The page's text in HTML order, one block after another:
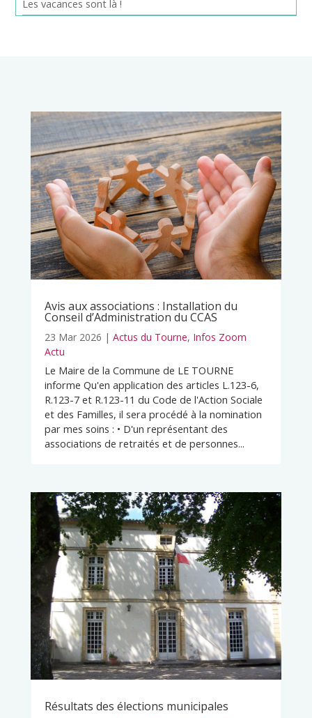
Les vacances sont là !
Avis aux associations : Installation du
Conseil d’Administration du CCAS
23 Mar 2026 | Actus du Tourne, Infos Zoom
Actu
Le Maire de la Commune de LE TOURNE
informe Qu'en application des articles L.123-6,
R.123-7 et R.123-11 du Code de l'Action Sociale
et des Familles, il sera procédé à la nomination
par mes soins : • D'un représentant des
associations de retraités et de personnes...
Résultats des élections municipales